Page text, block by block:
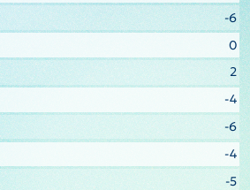
-6
0
2
-4
-6
-4
-5